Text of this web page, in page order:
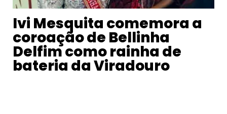
Ivi Mesquita comemora a
coroação de Bellinha
Delfim como rainha de
bateria da Viradouro